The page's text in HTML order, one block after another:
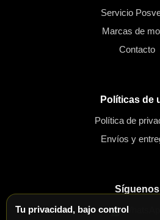
Tu privacidad, bajo control
Servicio
Marcas de
Contacto
Políticas de
Política de
Envíos y
Síguenos
WhatsApp